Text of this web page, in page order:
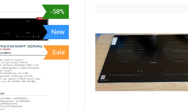
-58%
New
Sale